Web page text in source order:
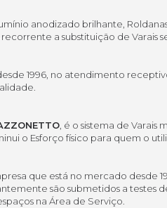
anodizado brilhante,
a substituição de Varais
1996, no atendimento
, é o sistema de Varais
o Esforço físico para quem o
que está no mercado desde
são submetidos a testes
na Área de Serviço.